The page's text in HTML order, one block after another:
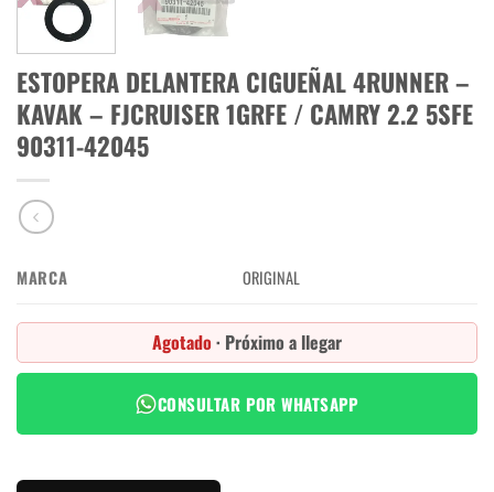
ESTOPERA DELANTERA CIGUEÑAL 4RUNNER –
KAVAK – FJCRUISER 1GRFE / CAMRY 2.2 5SFE
90311-42045
MARCA ORIGINAL
Agotado · Próximo a llegar
CONSULTAR POR WHATSAPP